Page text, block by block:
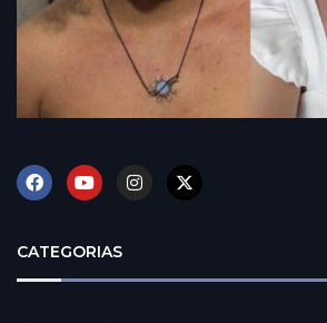
CATEGORIAS